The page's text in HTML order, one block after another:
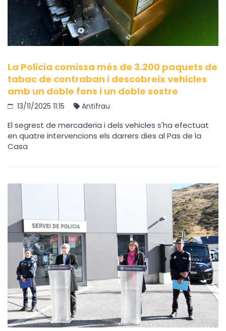
La Policia comissa més de 3.200 paquets de
tabac de contraban i descobreix vehicles
amb un doble fons i un doble sostre
13/11/2025 11:15 Antifrau
El segrest de mercaderia i dels vehicles s'ha efectuat
en quatre intervencions els darrers dies al Pas de la
Casa